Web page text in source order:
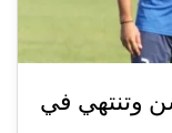
وتنتهي في